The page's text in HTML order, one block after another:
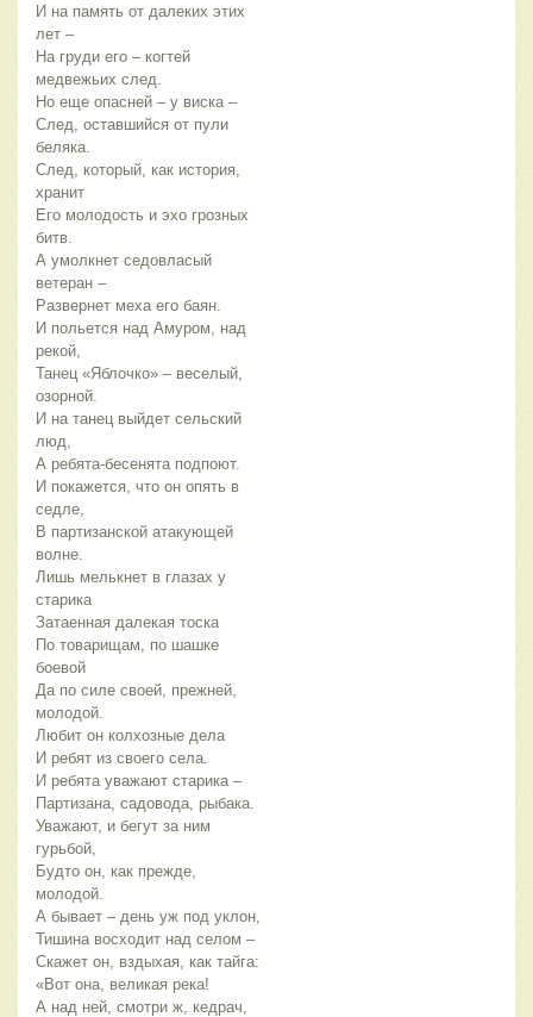
И на память от далеких этих
лет –
На груди его – когтей
медвежьих след.
Но еще опасней – у виска –
След, оставшийся от пули
беляка.
След, который, как история,
хранит
Его молодость и эхо грозных
битв.
А умолкнет седовласый
ветеран –
Развернет меха его баян.
И польется над Амуром, над
рекой,
Танец «Яблочко» – веселый,
озорной.
И на танец выйдет сельский
люд,
А ребята-бесенята подпоют.
И покажется, что он опять в
седле,
В партизанской атакующей
волне.
Лишь мелькнет в глазах у
старика
Затаенная далекая тоска
По товарищам, по шашке
боевой
Да по силе своей, прежней,
молодой.
Любит он колхозные дела
И ребят из своего села.
И ребята уважают старика –
Партизана, садовода, рыбака.
Уважают, и бегут за ним
гурьбой,
Будто он, как прежде,
молодой.
А бывает – день уж под уклон,
Тишина восходит над селом –
Скажет он, вздыхая, как тайга:
«Вот она, великая река!
А над ней, смотри ж, кедрач,